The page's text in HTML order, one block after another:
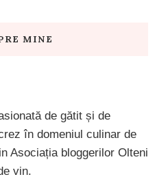
MINE
de gătit și de
în domeniul culinar de
Asociația bloggerilor Olteni
vin.